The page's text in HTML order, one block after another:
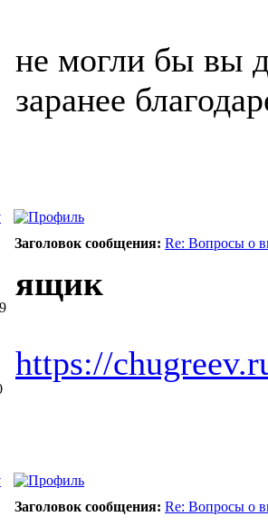
не могли бы вы
заранее
Заголовок сообщения: Re: Вопросы о
ящик
https://
Заголовок сообщения: Re: Вопросы о